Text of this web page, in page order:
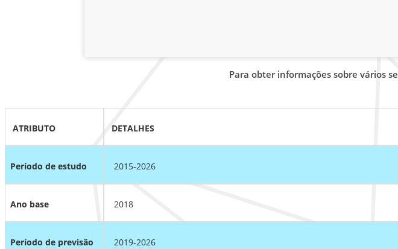
Para obter informações sobre vários
ATRIBUTO DETALHES
Período de estudo 2015-2026
Ano base 2018
Período de previsão 2019-2026